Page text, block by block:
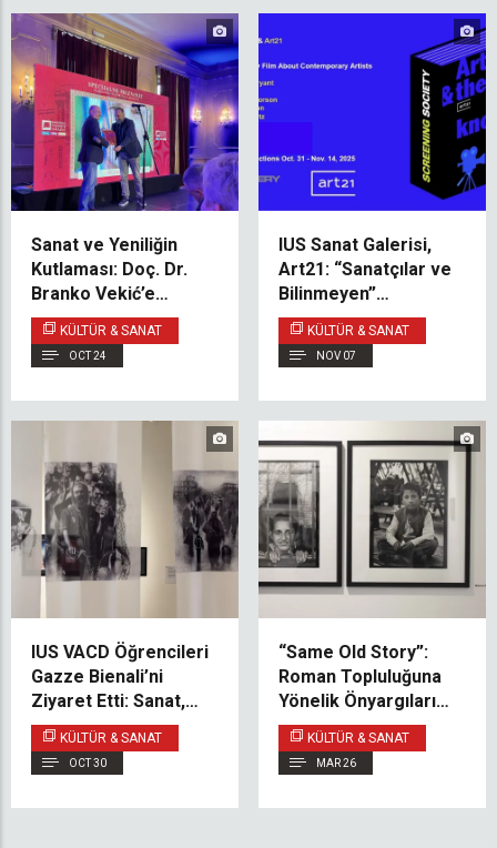
Sanat ve Yeniliğin
Kutlaması: Doç. Dr.
Branko Vekić’e
Saraybosna Ulusal
Tiyatrosu’ndan Ödül
KÜLTÜR & SANAT
OCT 24
IUS Sanat Galerisi,
Art21: “Sanatçılar ve
Bilinmeyen”
Belgeselinin
Prömiyerini
Gerçekleştiriyor
KÜLTÜR & SANAT
NOV 07
IUS VACD Öğrencileri
Gazze Bienali’ni
Ziyaret Etti: Sanat,
Kimlik ve İnsan
Hakları Fotoğrafın
Merceğinden
KÜLTÜR & SANAT
OCT 30
“Same Old Story”:
Roman Topluluğuna
Yönelik Önyargıları
Sorgulayan
Multimedya Sergisi
KÜLTÜR & SANAT
MAR 26